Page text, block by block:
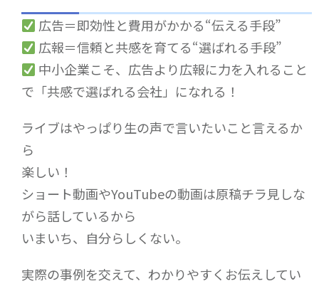
広告＝即効性と費用がかかる“伝える手段”
広報＝信頼と共感を育てる“選ばれる手段”
中小企業こそ、広告より広報に力を入れること
で「共感で選ばれる会社」になれる！
ライブはやっぱり生の声で言いたいこと言えるか
ら
楽しい！
ショート動画やYouTubeの動画は原稿チラ見しな
がら話しているから
いまいち、自分らしくない。
実際の事例を交えて、わかりやすくお伝えしてい